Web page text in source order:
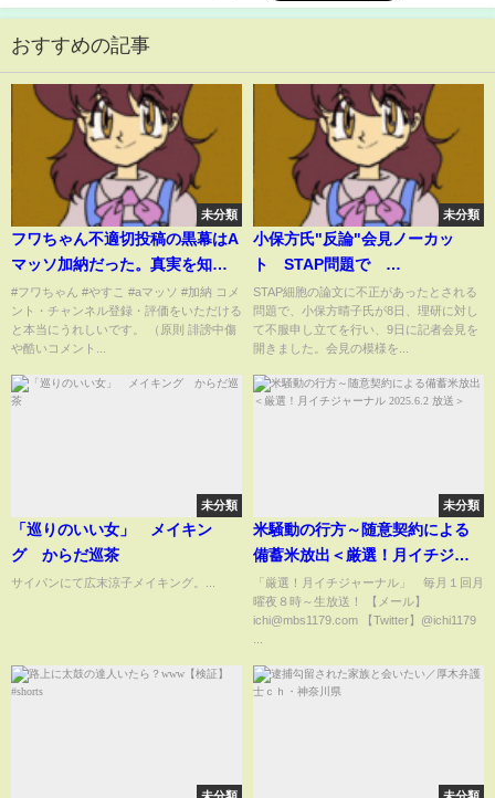
おすすめの記事
未分類
フワちゃん不適切投稿の黒幕はA
マッソ加納だった。真実を知っ
たやす子 Aマッソ加納にブチギ
レコメントを発表
#フワちゃん #やすこ #aマッソ #加納 コメ
ント・チャンネル登録・評価をいただける
と本当にうれしいです。 （原則 誹謗中傷
や酷いコメント...
未分類
小保方氏"反論"会見ノーカッ
ト STAP問題で
05（14/04/09）
STAP細胞の論文に不正があったとされる
問題で、小保方晴子氏が8日、理研に対し
て不服申し立てを行い、9日に記者会見を
開きました。会見の模様を...
未分類
「巡りのいい女」 メイキン
グ からだ巡茶
サイパンにて広末涼子メイキング。...
未分類
米騒動の行方～随意契約による
備蓄米放出＜厳選！月イチジャ
ーナル 2025.6.2 放送＞
「厳選！月イチジャーナル」 毎月１回月
曜夜８時～生放送！ 【メール】
ichi@mbs1179.com 【Twitter】@ichi1179